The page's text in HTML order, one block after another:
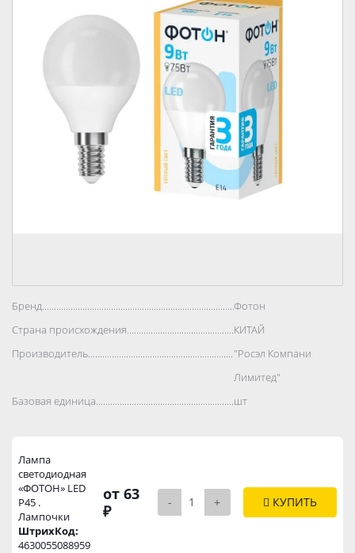
Бренд..................................................................................Фотон
Страна происхождения..................................................................................
КИТАЙ
Производитель..................................................................................
"Росэл Компани
Лимитед"
Базовая единица..................................................................................
шт
Лампа
светодиодная
«ФОТОН» LED
Р45 .
Лампочки
ШтрихКод:
4630055088959
от 63
₽
- + КУПИТЬ